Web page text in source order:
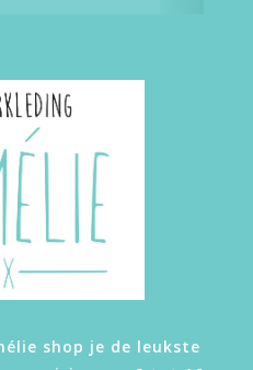
shop je de leukste